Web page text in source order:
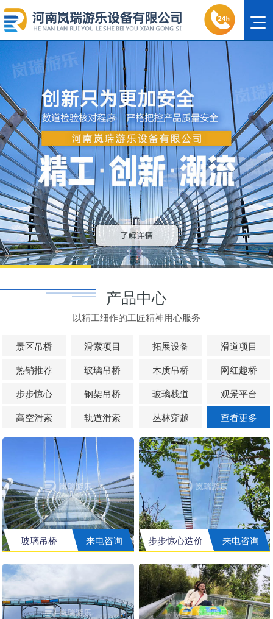
1 2 3
产品中心
以精工细作的工匠精神用心服务
景区吊桥 滑索项目 拓展设备
滑道项目
热销推荐
玻璃吊桥 木质吊桥
网红趣桥
步步惊心
钢架吊桥 玻璃栈道
观景平台
高空滑索
轨道滑索 丛林穿越 查看更多
玻璃吊桥 来电咨询 步步惊心造价 来电咨询